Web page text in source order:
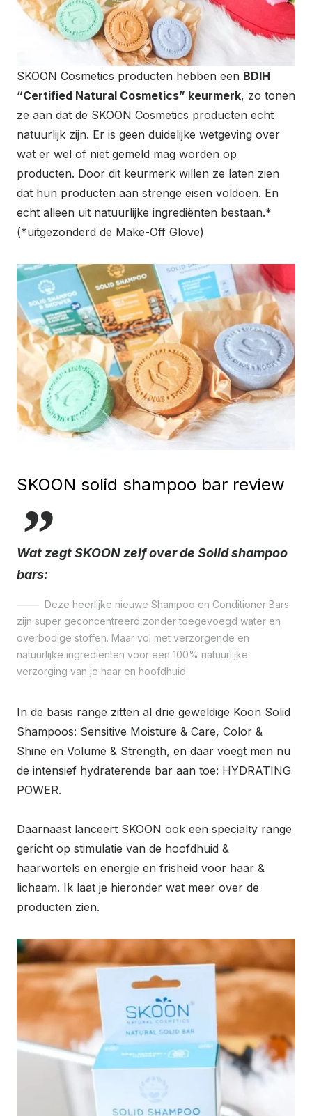
SKOON Cosmetics producten hebben een BDIH
“Certified Natural Cosmetics” keurmerk, zo tonen
ze aan dat de SKOON Cosmetics producten echt
natuurlijk zijn. Er is geen duidelijke wetgeving over
wat er wel of niet gemeld mag worden op
producten. Door dit keurmerk willen ze laten zien
dat hun producten aan strenge eisen voldoen. En
echt alleen uit natuurlijke ingrediënten bestaan.*
(*uitgezonderd de Make-Off Glove)
SKOON solid shampoo bar review
Wat zegt SKOON zelf over de Solid shampoo
bars:
Deze heerlijke nieuwe Shampoo en Conditioner Bars
zijn super geconcentreerd zonder toegevoegd water en
overbodige stoffen. Maar vol met verzorgende en
natuurlijke ingrediënten voor een 100% natuurlijke
verzorging van je haar en hoofdhuid.
In de basis range zitten al drie geweldige Koon Solid
Shampoos: Sensitive Moisture & Care, Color &
Shine en Volume & Strength, en daar voegt men nu
de intensief hydraterende bar aan toe: HYDRATING
POWER.
Daarnaast lanceert SKOON ook een specialty range
gericht op stimulatie van de hoofdhuid &
haarwortels en energie en frisheid voor haar &
lichaam. Ik laat je hieronder wat meer over de
producten zien.